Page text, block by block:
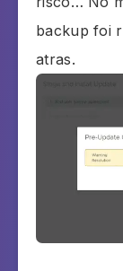
backup foi
atras.